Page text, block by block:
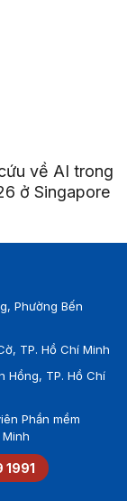
về AI trong
ở Singapore
Phường Bến
TP. Hồ Chí Minh
Hồng, TP. Hồ Chí
Phần mềm
1991